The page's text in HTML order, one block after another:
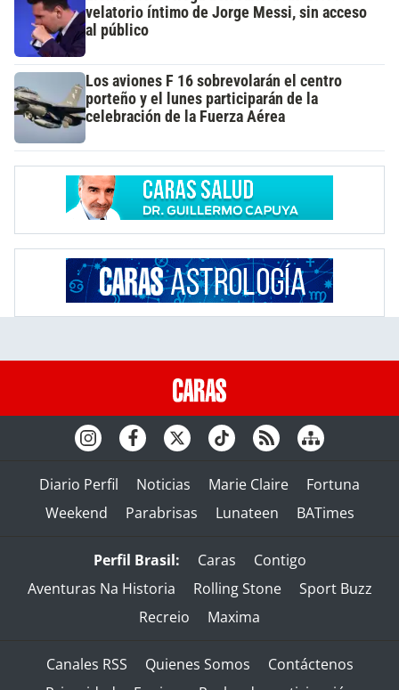
velatorio íntimo de Jorge Messi, sin acceso
al público
Los aviones F 16 sobrevolarán el centro
porteño y el lunes participarán de la
celebración de la Fuerza Aérea
Diario Perfil Noticias Marie Claire
Fortuna
Weekend
Parabrisas Lunateen BATimes
Perfil Brasil: Caras
Contigo
Aventuras Na Historia
Rolling Stone
Sport Buzz
Recreio
Maxima
Canales RSS Quienes Somos
Contáctenos